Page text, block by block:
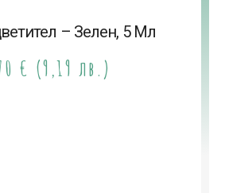
– Зелен, 5 Мл
€ (9,19 лв.)